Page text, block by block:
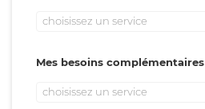
choisissez un service
Mes besoins complémentaires
choisissez un service